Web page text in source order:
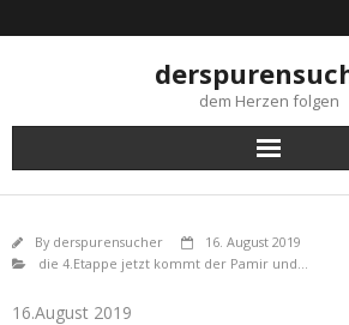
to
dem Herzen folgen
By derspurensucher
16. August 2019
die 4.Etappe jetzt kommt der Pamir und...
16.August 2019